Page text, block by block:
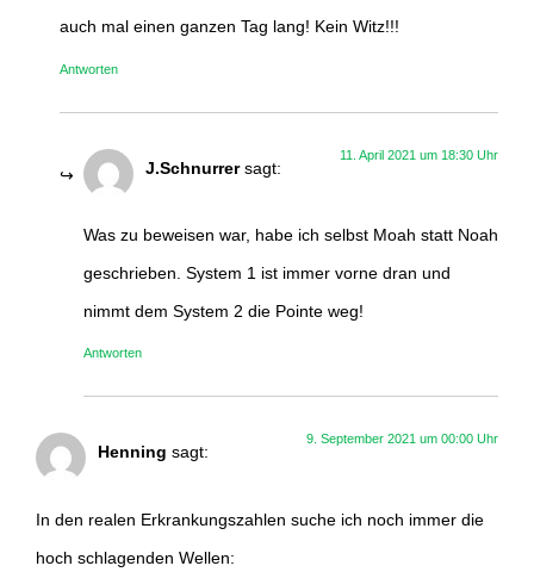
auch mal einen ganzen Tag lang! Kein Witz!!!
Antworten
J.Schnurrer sagt:
11. April 2021 um 18:30 Uhr
Was zu beweisen war, habe ich selbst Moah statt Noah
geschrieben. System 1 ist immer vorne dran und
nimmt dem System 2 die Pointe weg!
Antworten
Henning sagt:
9. September 2021 um 00:00 Uhr
In den realen Erkrankungszahlen suche ich noch immer die
hoch schlagenden Wellen: